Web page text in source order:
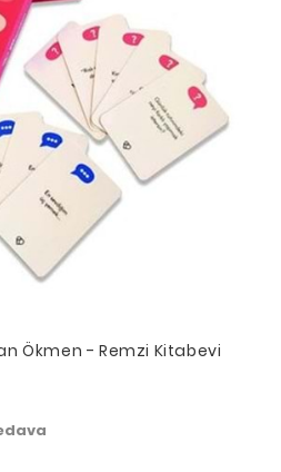
Ökmen - Remzi Kitabevi